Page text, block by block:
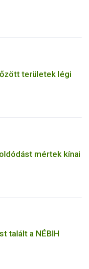
területek légi
mértek kínai
talált a NÉBIH